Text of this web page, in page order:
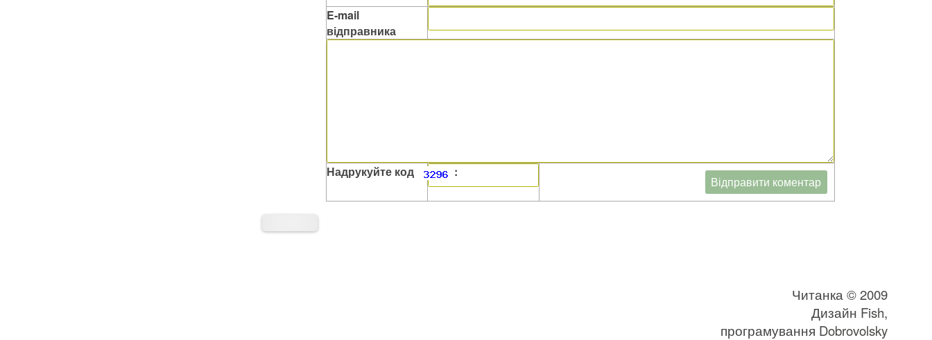
E-mail
відправника
Надрукуйте код :
Читанка © 2009
Дизайн Fish,
програмування Dobrovolsky